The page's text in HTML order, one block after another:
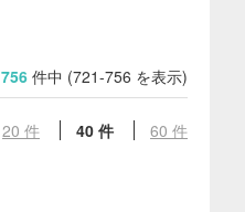
756 件中 (721-756 を表示)
20 件 40 件 60 件